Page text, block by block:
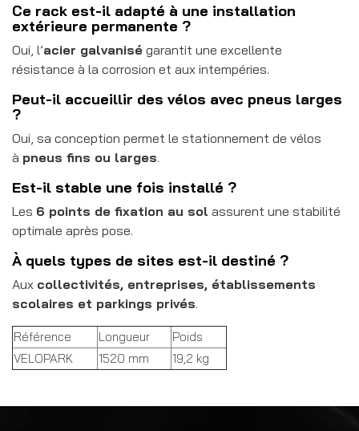
Ce rack est-il adapté à une installation
extérieure permanente ?
Oui, l’acier galvanisé garantit une excellente
résistance à la corrosion et aux intempéries.
Peut-il accueillir des vélos avec pneus larges
?
Oui, sa conception permet le stationnement de vélos
à pneus fins ou larges.
Est-il stable une fois installé ?
Les 6 points de fixation au sol assurent une stabilité
optimale après pose.
À quels types de sites est-il destiné ?
Aux collectivités, entreprises, établissements
scolaires et parkings privés.
Référence Longueur
Poids
VELOPARK
1520 mm 19,2 kg